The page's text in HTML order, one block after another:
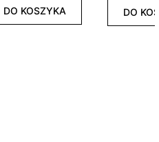
DO KOSZYKA DO